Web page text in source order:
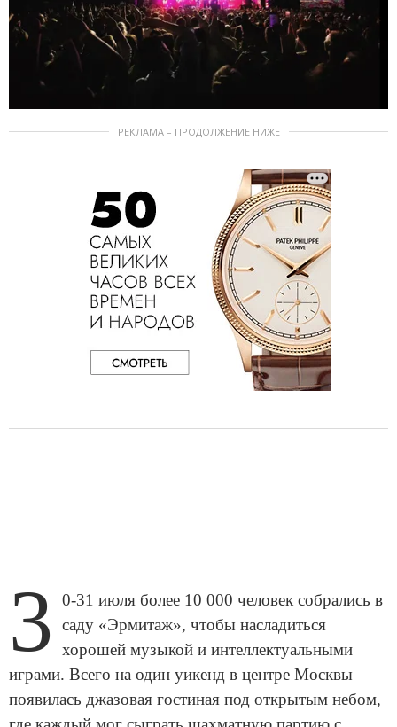
РЕКЛАМА – ПРОДОЛЖЕНИЕ НИЖЕ
3
0-31 июля более 10 000 человек собрались в
саду «Эрмитаж», чтобы насладиться
хорошей музыкой и интеллектуальными
играми. Всего на один уикенд в центре Москвы
появилась джазовая гостиная под открытым небом,